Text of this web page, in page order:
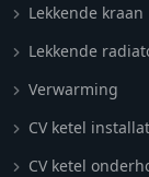
Lekkende kraan
Lekkende
Verwarming
CV ketel
CV ketel